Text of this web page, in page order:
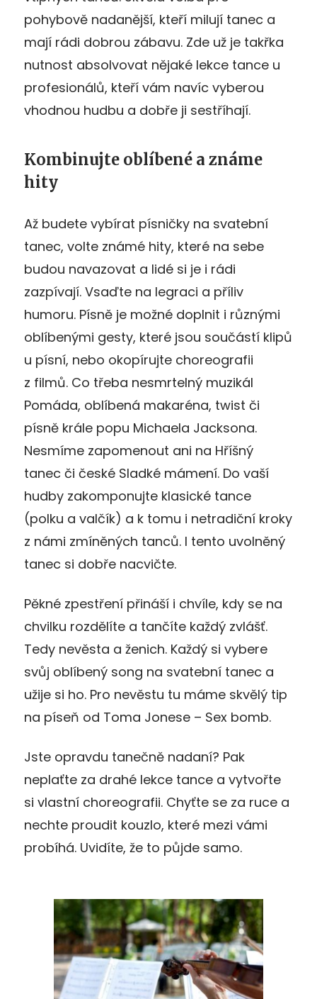
pohybově nadanější, kteří milují tanec a
mají rádi dobrou zábavu. Zde už je takřka
nutnost absolvovat nějaké lekce tance u
profesionálů, kteří vám navíc vyberou
vhodnou hudbu a dobře ji sestříhají.
Kombinujte oblíbené a známe
hity
Až budete vybírat písničky na svatební
tanec, volte známé hity, které na sebe
budou navazovat a lidé si je i rádi
zazpívají. Vsaďte na legraci a příliv
humoru. Písně je možné doplnit i různými
oblíbenými gesty, které jsou součástí klipů
u písní, nebo okopírujte choreografii
z filmů. Co třeba nesmrtelný muzikál
Pomáda, oblíbená makaréna, twist či
písně krále popu Michaela Jacksona.
Nesmíme zapomenout ani na Hříšný
tanec či české Sladké mámení. Do vaší
hudby zakomponujte klasické tance
(polku a valčík) a k tomu i netradiční kroky
z námi zmíněných tanců. I tento uvolněný
tanec si dobře nacvičte.
Pěkné zpestření přináší i chvíle, kdy se na
chvilku rozdělíte a tančíte každý zvlášť.
Tedy nevěsta a ženich. Každý si vybere
svůj oblíbený song na svatební tanec a
užije si ho. Pro nevěstu tu máme skvělý tip
na píseň od Toma Jonese – Sex bomb.
Jste opravdu tanečně nadaní? Pak
neplaťte za drahé lekce tance a vytvořte
si vlastní choreografii. Chyťte se za ruce a
nechte proudit kouzlo, které mezi vámi
probíhá. Uvidíte, že to půjde samo.